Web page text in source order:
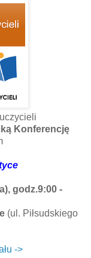
Konferencję
godz.9:00 -
(ul. Piłsudskiego
->